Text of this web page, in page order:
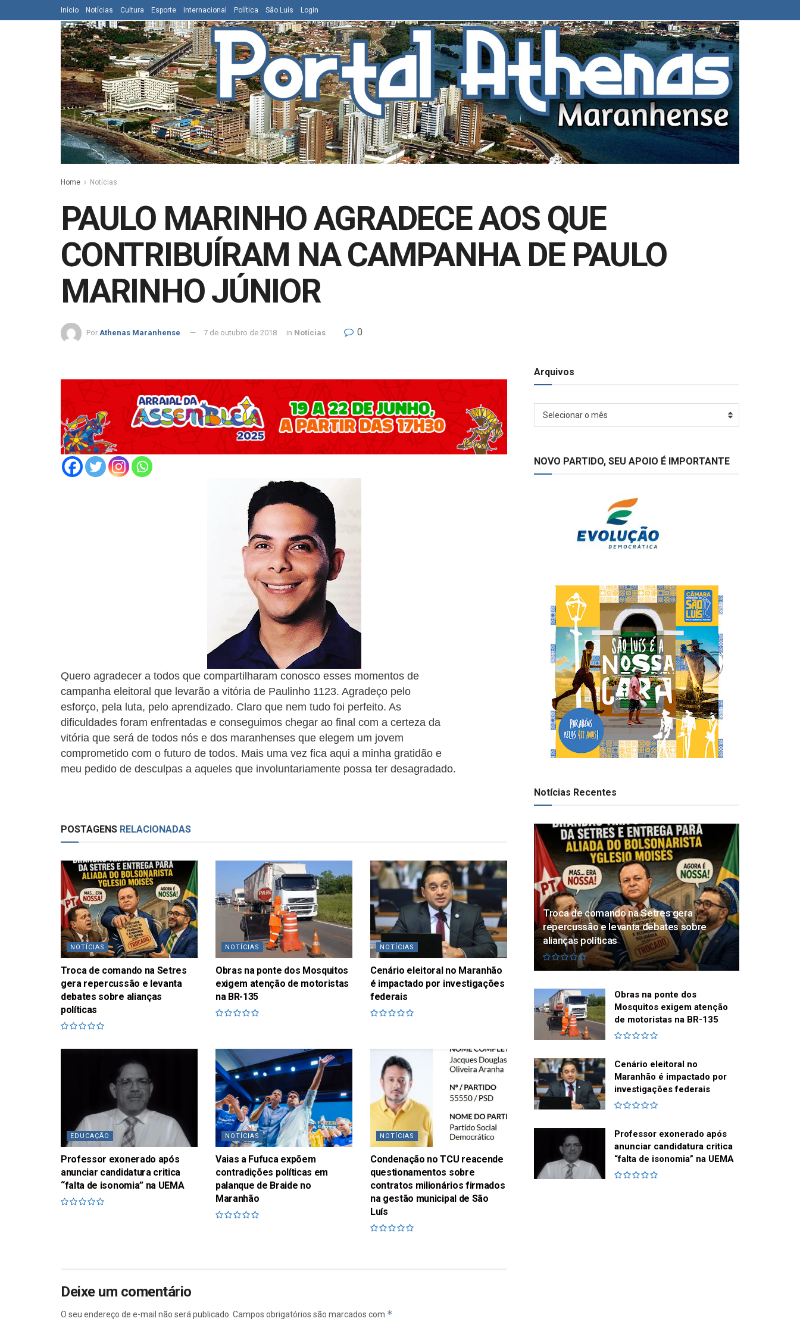
Início Notícias Cultura Esporte Internacional Política São Luís Login
Home Notícias
PAULO MARINHO AGRADECE AOS QUE
CONTRIBUÍRAM NA CAMPANHA DE PAULO
MARINHO JÚNIOR
Por Athenas Maranhense 7 de outubro de 2018 in Notícias 0
Quero agradecer a todos que compartilharam conosco esses momentos de
campanha eleitoral que levarão a vitória de Paulinho 1123. Agradeço pelo
esforço, pela luta, pelo aprendizado. Claro que nem tudo foi perfeito. As
dificuldades foram enfrentadas e conseguimos chegar ao final com a certeza da
vitória que será de todos nós e dos maranhenses que elegem um jovem
comprometido com o futuro de todos. Mais uma vez fica aqui a minha gratidão e
meu pedido de desculpas a aqueles que involuntariamente possa ter desagradado.
POSTAGENS RELACIONADAS
NOTÍCIAS
Troca de comando na Setres
gera repercussão e levanta
debates sobre alianças
políticas
NOTÍCIAS
Obras na ponte dos Mosquitos
exigem atenção de motoristas
na BR-135
NOTÍCIAS
Cenário eleitoral no Maranhão
é impactado por investigações
federais
EDUCAÇÃO
Professor exonerado após
anunciar candidatura critica
“falta de isonomia” na UEMA
NOTÍCIAS
Vaias a Fufuca expõem
contradições políticas em
palanque de Braide no
Maranhão
NOTÍCIAS
Condenação no TCU reacende
questionamentos sobre
contratos milionários firmados
na gestão municipal de São
Luís
Deixe um comentário
O seu endereço de e-mail não será publicado. Campos obrigatórios são marcados com *
Arquivos
Arquivos
Selecionar o mês
NOVO PARTIDO, SEU APOIO É IMPORTANTE
Notícias Recentes
Troca de comando na Setres gera
repercussão e levanta debates sobre
alianças políticas
Obras na ponte dos
Mosquitos exigem atenção
de motoristas na BR-135
Cenário eleitoral no
Maranhão é impactado por
investigações federais
Professor exonerado após
anunciar candidatura critica
“falta de isonomia” na UEMA